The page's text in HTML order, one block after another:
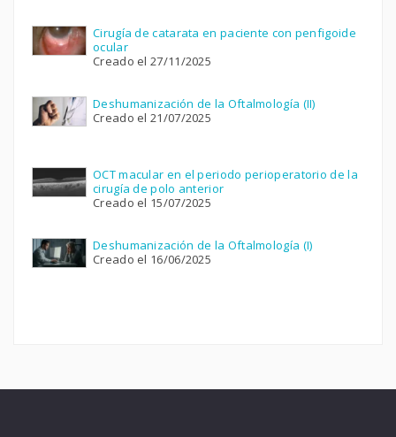
Cirugía de catarata en paciente con penfigoide
ocular
Creado el 27/11/2025
Deshumanización de la Oftalmología (II)
Creado el 21/07/2025
OCT macular en el periodo perioperatorio de la
cirugía de polo anterior
Creado el 15/07/2025
Deshumanización de la Oftalmología (I)
Creado el 16/06/2025